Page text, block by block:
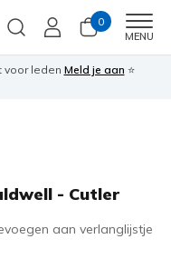
0
MENU
voor leden Meld je aan ⭐
- Cutler
aan verlanglijstje